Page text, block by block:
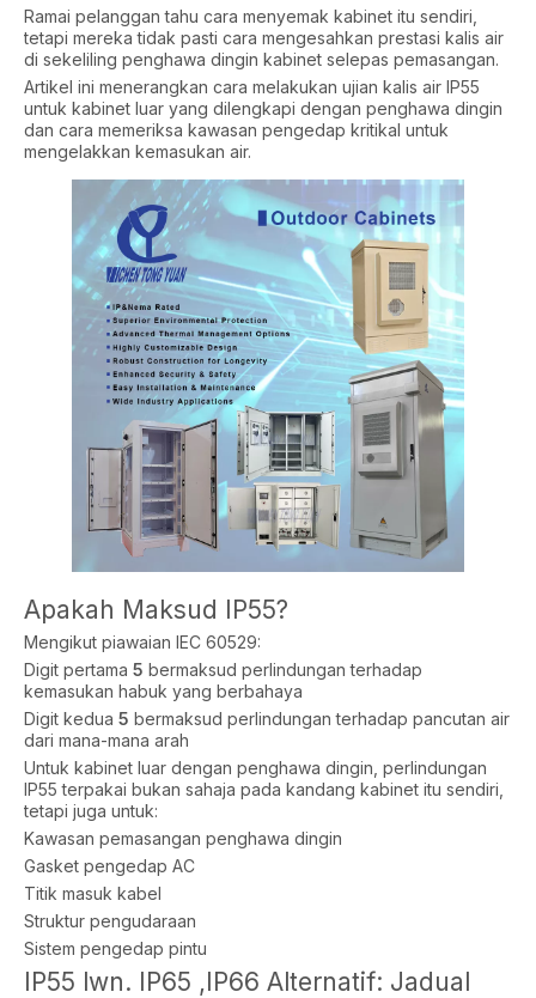
Ramai pelanggan tahu cara menyemak kabinet itu sendiri,
tetapi mereka tidak pasti cara mengesahkan prestasi kalis air
di sekeliling penghawa dingin kabinet selepas pemasangan.
Artikel ini menerangkan cara melakukan ujian kalis air IP55
untuk kabinet luar yang dilengkapi dengan penghawa dingin
dan cara memeriksa kawasan pengedap kritikal untuk
mengelakkan kemasukan air.
Apakah Maksud IP55?
Mengikut piawaian IEC 60529:
Digit pertama 5 bermaksud perlindungan terhadap
kemasukan habuk yang berbahaya
Digit kedua 5 bermaksud perlindungan terhadap pancutan air
dari mana-mana arah
Untuk kabinet luar dengan penghawa dingin, perlindungan
IP55 terpakai bukan sahaja pada kandang kabinet itu sendiri,
tetapi juga untuk:
Kawasan pemasangan penghawa dingin
Gasket pengedap AC
Titik masuk kabel
Struktur pengudaraan
Sistem pengedap pintu
IP55 lwn. IP65 ,IP66 Alternatif: Jadual